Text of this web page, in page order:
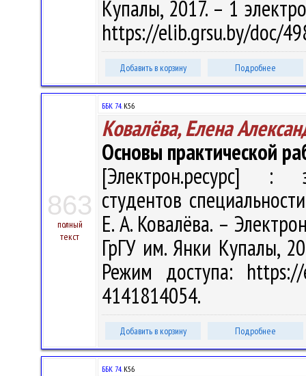
Купалы, 2017. – 1
https://elib.grsu.by/doc/
Добавить в корзину Подробнее
863
полный
текст
ББК 74.К56
Ковалёва, Елена
Основы практической
[Электрон.ресурс] :
студентов
Е. А. Ковалёва. –
ГрГУ им. Янки Купалы,
Режим доступа:
4141814054.
Добавить в корзину Подробнее
ББК 74.К56